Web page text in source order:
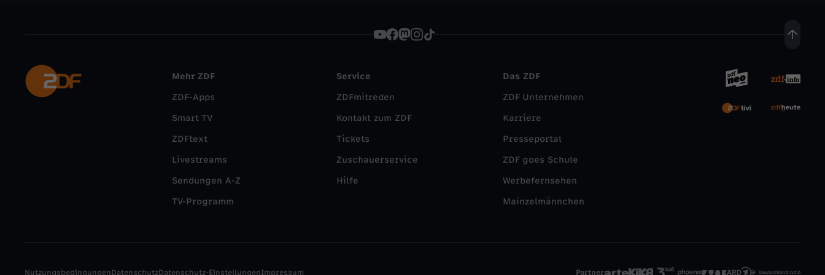
Mehr ZDF
ZDF-Apps
Smart TV
ZDFtext
Livestreams
Sendungen A-Z
TV-Programm
Service
ZDFmitreden
Kontakt zum ZDF
Tickets
Zuschauerservice
Hilfe
Das ZDF
ZDF Unternehmen
Karriere
Presseportal
ZDF goes Schule
Werbefernsehen
Mainzelmännchen
Partner
NutzungsbedingungenDatenschutzDatenschutz-EinstellungenImpressum